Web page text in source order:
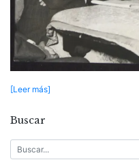
[Leer más]
Buscar